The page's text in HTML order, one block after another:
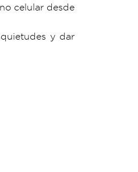
celular desde
y dar